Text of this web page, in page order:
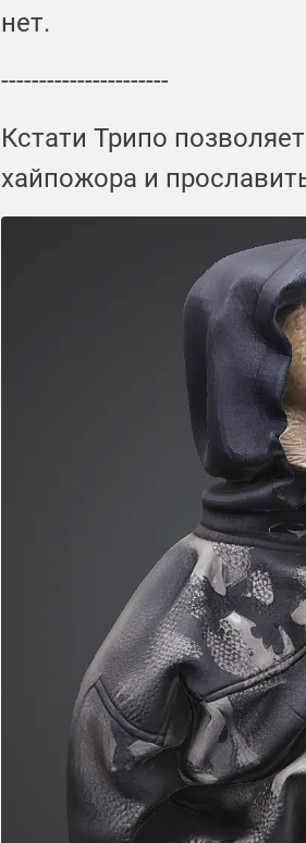
нет.
----------------------
Кстати Трипо
хайпожора и